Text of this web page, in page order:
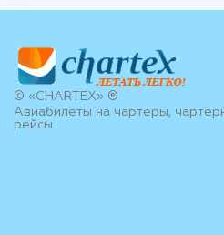
© «CHARTEX» ®
Авиабилеты на чартеры,
рейсы